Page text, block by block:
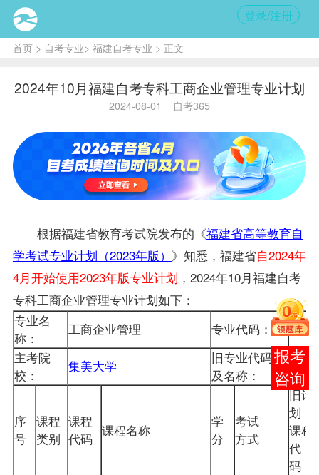
登录/注册
首页> 自考专业> 福建自考专业 > 正文
2024年10月福建自考专科工商企业管理专业计划
2024-08-01 自考365
根据福建省教育考试院发布的《福建省高等教育自
学考试专业计划（2023年版） 》知悉，福建省自2024年
4月开始使用2023年版专业计划 ，2024年10月福建自考
专科工商企业管理专业计划如下：
专业名
称：
工商企业管理 专业代码：
主考院
校：
集美大学
旧专业代码
及名称：
序
号
课程
类别
课程
代码 课程名称
学
分
考试
方式
旧计
划
课程
代
码
在线
客服